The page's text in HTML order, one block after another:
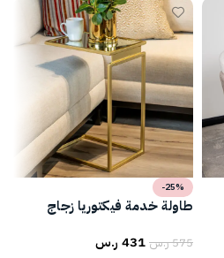
-25%
طاولة خدمة فيكتوريا زجاج
575ر.س431 ر.س